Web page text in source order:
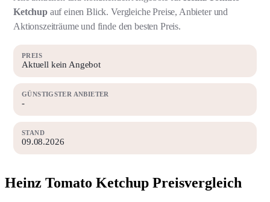
Ketchupauf einen Blick. Vergleiche Preise, Anbieter und
Aktionszeiträume und finde den besten Preis.
PREIS
Aktuell kein Angebot
GÜNSTIGSTER ANBIETER
-
STAND
09.08.2026
Heinz Tomato Ketchup Preisvergleich